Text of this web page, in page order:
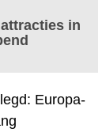
in
Europa-